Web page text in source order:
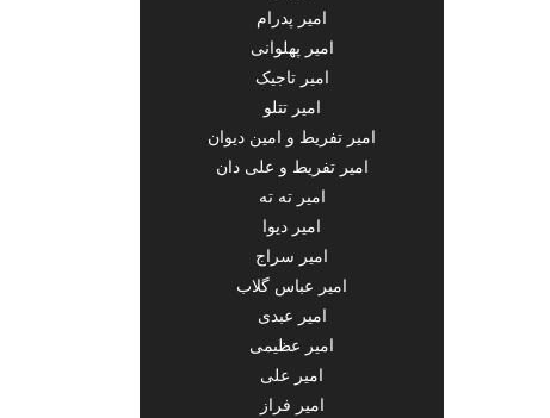
امیر پدرام
امیر پهلوانی
امیر تاجیک
امیر تتلو
امیر تفریط و امین دیوان
امیر تفریط و علی دان
امیر ته ته
امیر دیوا
امیر سراج
امیر عباس گلاب
امیر عبدی
امیر عظیمی
امیر علی
امیر فراز